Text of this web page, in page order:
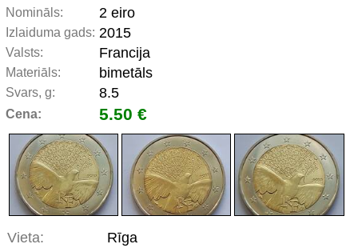
Nomināls: 2 eiro
Izlaiduma gads: 2015
Valsts: Francija
Materiāls: bimetāls
Svars, g: 8.5
Cena: 5.50 €
Vieta: Rīga